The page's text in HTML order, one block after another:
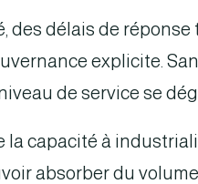
délais de réponse
explicite.
de service se
la capacité à
absorber du